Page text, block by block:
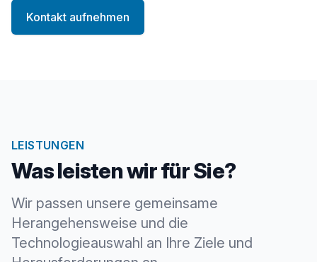
Kontakt aufnehmen
LEISTUNGEN
Was leisten wir für Sie?
Wir passen unsere gemeinsame
Herangehensweise und die
Technologieauswahl an Ihre Ziele und